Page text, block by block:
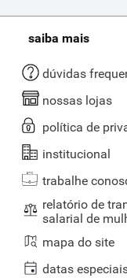
saiba mais
dúvidas
nossas lojas
política de
institucional
trabalhe
relatório de
salarial de
mapa do site
datas